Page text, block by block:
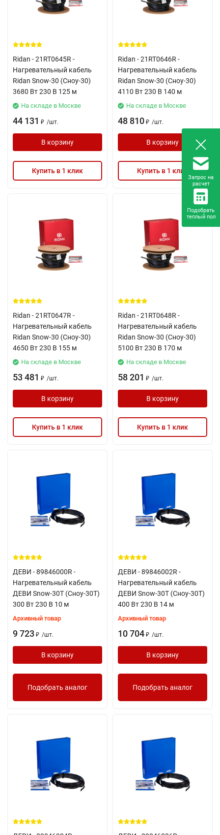
Ridan - 21RT0645R -
Нагревательный кабель
Ridan Snow-30 (Сноу-30)
3680 Вт 230 В 125 м
На складе в Москве
44 131 ₽ /шт.
В корзину
Купить в 1 клик
Ridan - 21RT0646R -
Нагревательный кабель
Ridan Snow-30 (Сноу-30)
4110 Вт 230 В 140 м
На складе в Москве
48 810 ₽ /шт.
В корзину
Купить в 1 клик
Ridan - 21RT0647R -
Нагревательный кабель
Ridan Snow-30 (Сноу-30)
4650 Вт 230 В 155 м
На складе в Москве
53 481 ₽ /шт.
В корзину
Купить в 1 клик
Ridan - 21RT0648R -
Нагревательный кабель
Ridan Snow-30 (Сноу-30)
5100 Вт 230 В 170 м
На складе в Москве
58 201 ₽ /шт.
В корзину
Купить в 1 клик
ДЕВИ - 89846000R -
Нагревательный кабель
ДЕВИ Snow-30T (Сноу-30Т)
300 Вт 230 В 10 м
Архивный товар
9 723 ₽ /шт.
В корзину
Подобрать аналог
ДЕВИ - 89846002R -
Нагревательный кабель
ДЕВИ Snow-30T (Сноу-30Т)
400 Вт 230 В 14 м
Архивный товар
10 704 ₽ /шт.
В корзину
Подобрать аналог
Запрос на
расчет
Подобрать
теплый пол